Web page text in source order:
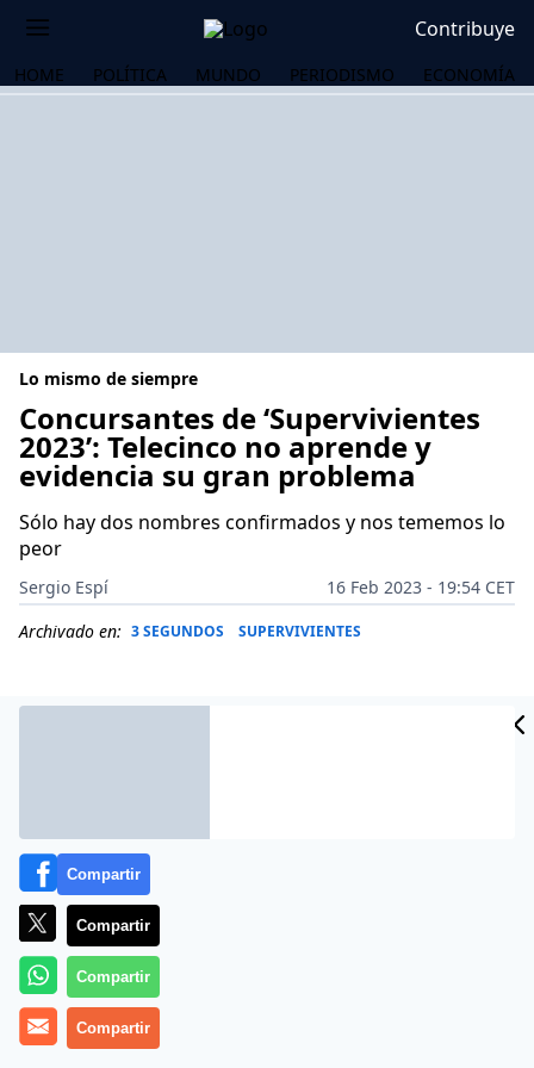
Contribuye
HOME POLÍTICA MUNDO PERIODISMO ECONOMÍA
Lo mismo de siempre
Concursantes de ‘Supervivientes
2023’: Telecinco no aprende y
evidencia su gran problema
Sólo hay dos nombres confirmados y nos tememos lo
peor
Sergio Espí
16 Feb 2023 - 19:54 CET
Archivado en: 3 SEGUNDOS SUPERVIVIENTES
Más información
Compartir
Compartir
Compartir
Compartir